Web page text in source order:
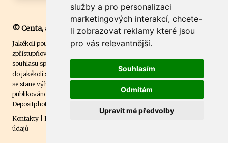
služby a pro personalizaci
marketingových interakcí, chcete-
li zobrazovat reklamy které jsou
pro vás relevantnější.
Souhlasím
Odmítám
Upravit mé předvolby
© Centa, a.s.
Jakékoli použití obsahu včetně převzetí, šíření či dalšího užití a
zpřístupňování textových či obrazových materiálů bez písemného
souhlasu společnosti Centa,a.s. je zakázáno. Čtenář svým přihlášením
do jakékoli soutěže na našem webu dává souhlas s tím, že v případě, že
se stane výhercem této soutěže, může být jeho jméno na webu
publikováno. Centa, a.s. využívala licenci ČTK a využívá fotografie z
Depositphotos
Kontakty
Etický kodex
údajů